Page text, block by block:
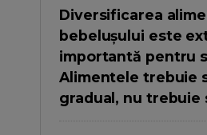
Diversificarea
bebelușului este
importantă pentru
Alimentele trebuie
gradual, nu trebuie